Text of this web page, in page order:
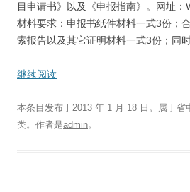
目申请书》以及《申报指南》。网址：
材料要求：申报书纸件材料一式3份；
索报告以及其它证明材料一式3份；
继续阅读
本条目发布于2013 年 1 月 18 日 。属于省
类。 作者是admin。